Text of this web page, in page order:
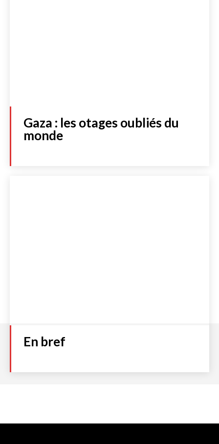
Gaza : les otages oubliés du
monde
En bref